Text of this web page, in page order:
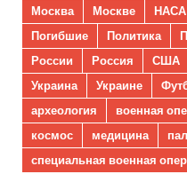
Москва
Москве НАСА
Погибшие
Политика
России
Россия США
Украина
Украине
археология
военная
космос
медицина
специальная военная